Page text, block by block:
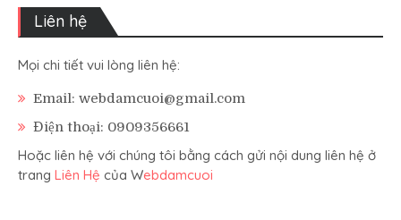
Liên hệ
Mọi chi tiết vui lòng liên hệ:
Email: webdamcuoi@gmail.com
Điện thoại: 0909356661
Hoặc liên hệ với chúng tôi bằng cách gửi nội dung liên hệ ở
trang Liên Hệ của Webdamcuoi